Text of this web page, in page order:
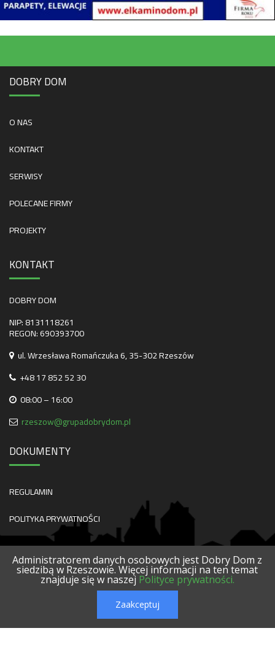
DOBRY DOM
O NAS
KONTAKT
SERWISY
POLECANE FIRMY
PROJEKTY
KONTAKT
DOBRY DOM
NIP: 8131118261
REGON: 690393700
ul. Wrzesława Romańczuka 6, 35-302 Rzeszów
+48 17 852 52 30
08:00 – 16:00
rzeszow@grupadobrydom.pl
DOKUMENTY
REGULAMIN
POLITYKA PRYWATNOŚCI
SERWISY POLECANE FIRMY
© 2026 DOBRY DOM. WSZELKIE PRAWA ZASTRZEŻONE.
Administratorem danych osobowych jest Dobry Dom z
siedzibą w Rzeszowie. Więcej informacji na ten temat
znajduje się w naszej Polityce prywatności.
Zaakceptuj